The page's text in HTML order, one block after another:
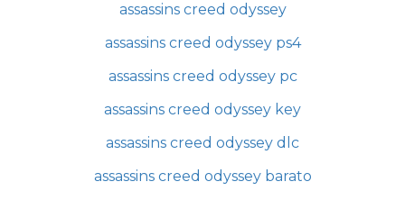
assassins creed odyssey
assassins creed odyssey ps4
assassins creed odyssey pc
assassins creed odyssey key
assassins creed odyssey dlc
assassins creed odyssey barato